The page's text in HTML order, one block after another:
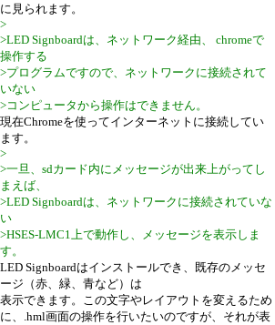
に見られます。
>
>LED Signboardは、ネットワーク経由、 chromeで
操作する
>プログラムですので、ネットワークに接続されて
いない
>コンピュータから操作はできません。
現在Chromeを使ってインターネットに接続してい
ます。
>
>一旦、sdカード内にメッセージが出来上がってし
まえば、
>LED Signboardは、ネットワークに接続されていな
い
>HSES-LMC1上で動作し、メッセージを表示しま
す。
LED Signboardはインストールでき、既存のメッセ
ージ（赤、緑、青など）は
表示できます。この文字やレイアウトを変えるため
に、.hml画面の操作を行いたいのですが、それが表